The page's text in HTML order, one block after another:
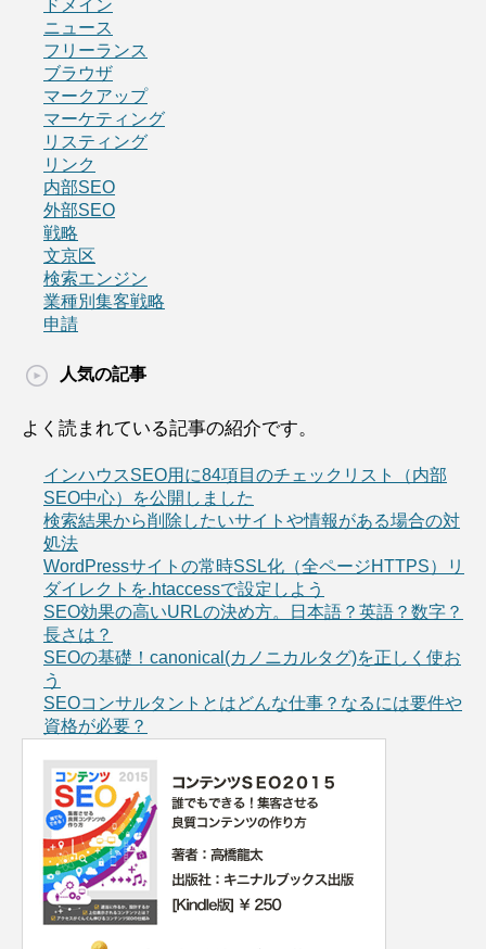
ドメイン
ニュース
フリーランス
ブラウザ
マークアップ
マーケティング
リスティング
リンク
内部SEO
外部SEO
戦略
文京区
検索エンジン
業種別集客戦略
申請
人気の記事
よく読まれている記事の紹介です。
インハウスSEO用に84項目のチェックリスト（内部
SEO中心）を公開しました
検索結果から削除したいサイトや情報がある場合の対
処法
WordPressサイトの常時SSL化（全ページHTTPS）リ
ダイレクトを.htaccessで設定しよう
SEO効果の高いURLの決め方。日本語？英語？数字？
長さは？
SEOの基礎！canonical(カノニカルタグ)を正しく使お
う
SEOコンサルタントとはどんな仕事？なるには要件や
資格が必要？